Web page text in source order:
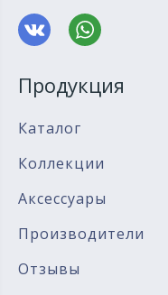
Продукция
Каталог
Коллекции
Аксессуары
Производители
Отзывы